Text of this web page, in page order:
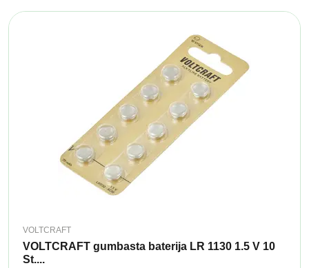
VOLTCRAFT
VOLTCRAFT gumbasta baterija LR 1130 1.5 V 10
St....